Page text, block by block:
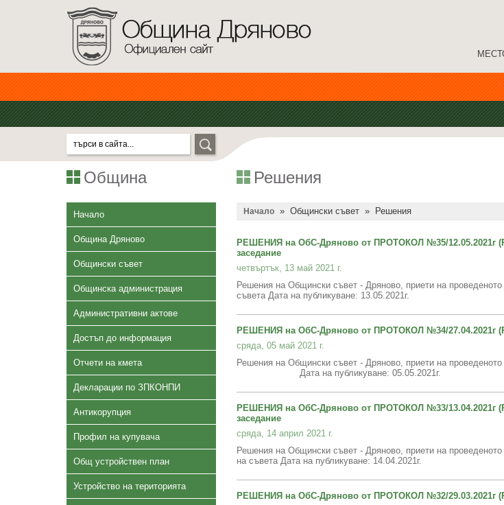
Община
Начало
Община Дряново
Общински съвет
Общинска администрация
Административни актове
Достъп до информация
Отчети на кмета
Декларации по ЗПКОНПИ
Антикорупция
Профил на купувача
Общ устройствен план
Устройство на територията
Решения
Начало » Общински съвет » Решения
РЕШЕНИЯ на ОбС-Дряново от ПРОТОКОЛ №35/12.05.2021г
заседание
четвъртък, 13 май 2021 г.
Решения на Общински съвет - Дряново, приети на
съвета Дата на публикуване: 13.05.2021г.
РЕШЕНИЯ на ОбС-Дряново от ПРОТОКОЛ №34/27.04.2021г
сряда, 05 май 2021 г.
Решения на Общински съвет - Дряново, приети на
Дата на публикуване: 05.05.2021г.
РЕШЕНИЯ на ОбС-Дряново от ПРОТОКОЛ №33/13.04.2021г
заседание
сряда, 14 април 2021 г.
Решения на Общински съвет - Дряново, приети на
на съвета Дата на публикуване: 14.04.2021г.
РЕШЕНИЯ на ОбС-Дряново от ПРОТОКОЛ №32/29.03.2021г